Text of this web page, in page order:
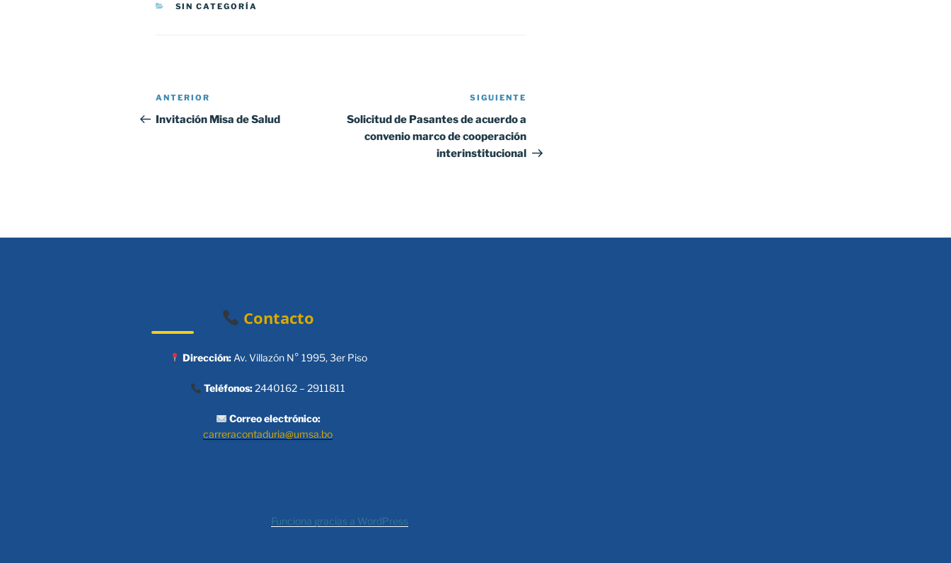
CATEGORÍAS
SIN CATEGORÍA
Navegación
de
Entrada
anterior:
ANTERIOR
Invitación Misa de Salud
SIGUIENTE
Solicitud de Pasantes de acuerdo a
convenio marco de cooperación
interinstitucional
Contacto
Dirección:Av. Villazón N° 1995, 3er Piso
Teléfonos:2440162 – 2911811
Correo electrónico:
carreracontaduria@umsa.bo
Funciona gracias a WordPress